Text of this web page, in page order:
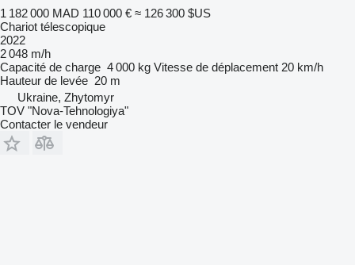
1 182 000 MAD 110 000 € ≈ 126 300 $US
Chariot télescopique
2022
2 048 m/h
Capacité de charge 4 000 kg Vitesse de déplacement 20 km/h
Hauteur de levée 20 m
Ukraine, Zhytomyr
TOV "Nova-Tehnologiya"
Contacter le vendeur